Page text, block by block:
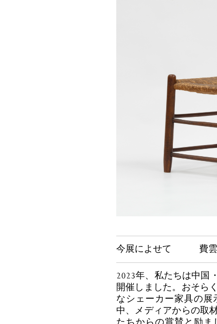
今展によせて 費雲飛
2023年、私たちは中国
開催しました。おそら
なシェーカー家具の
中、メディアからの取